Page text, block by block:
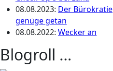
08.08.2023: Der Bürokratie
genüge getan
08.08.2022: Wecker an
Blogroll …